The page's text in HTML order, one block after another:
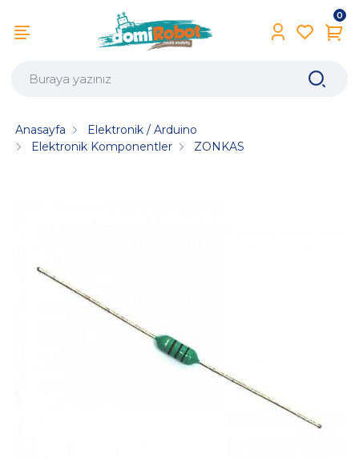
0
Anasayfa
Elektronik / Arduino
Elektronik Komponentler
ZONKAS